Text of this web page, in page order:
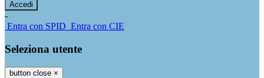
-
Entra con SPID Entra con CIE
Seleziona utente
button close ×